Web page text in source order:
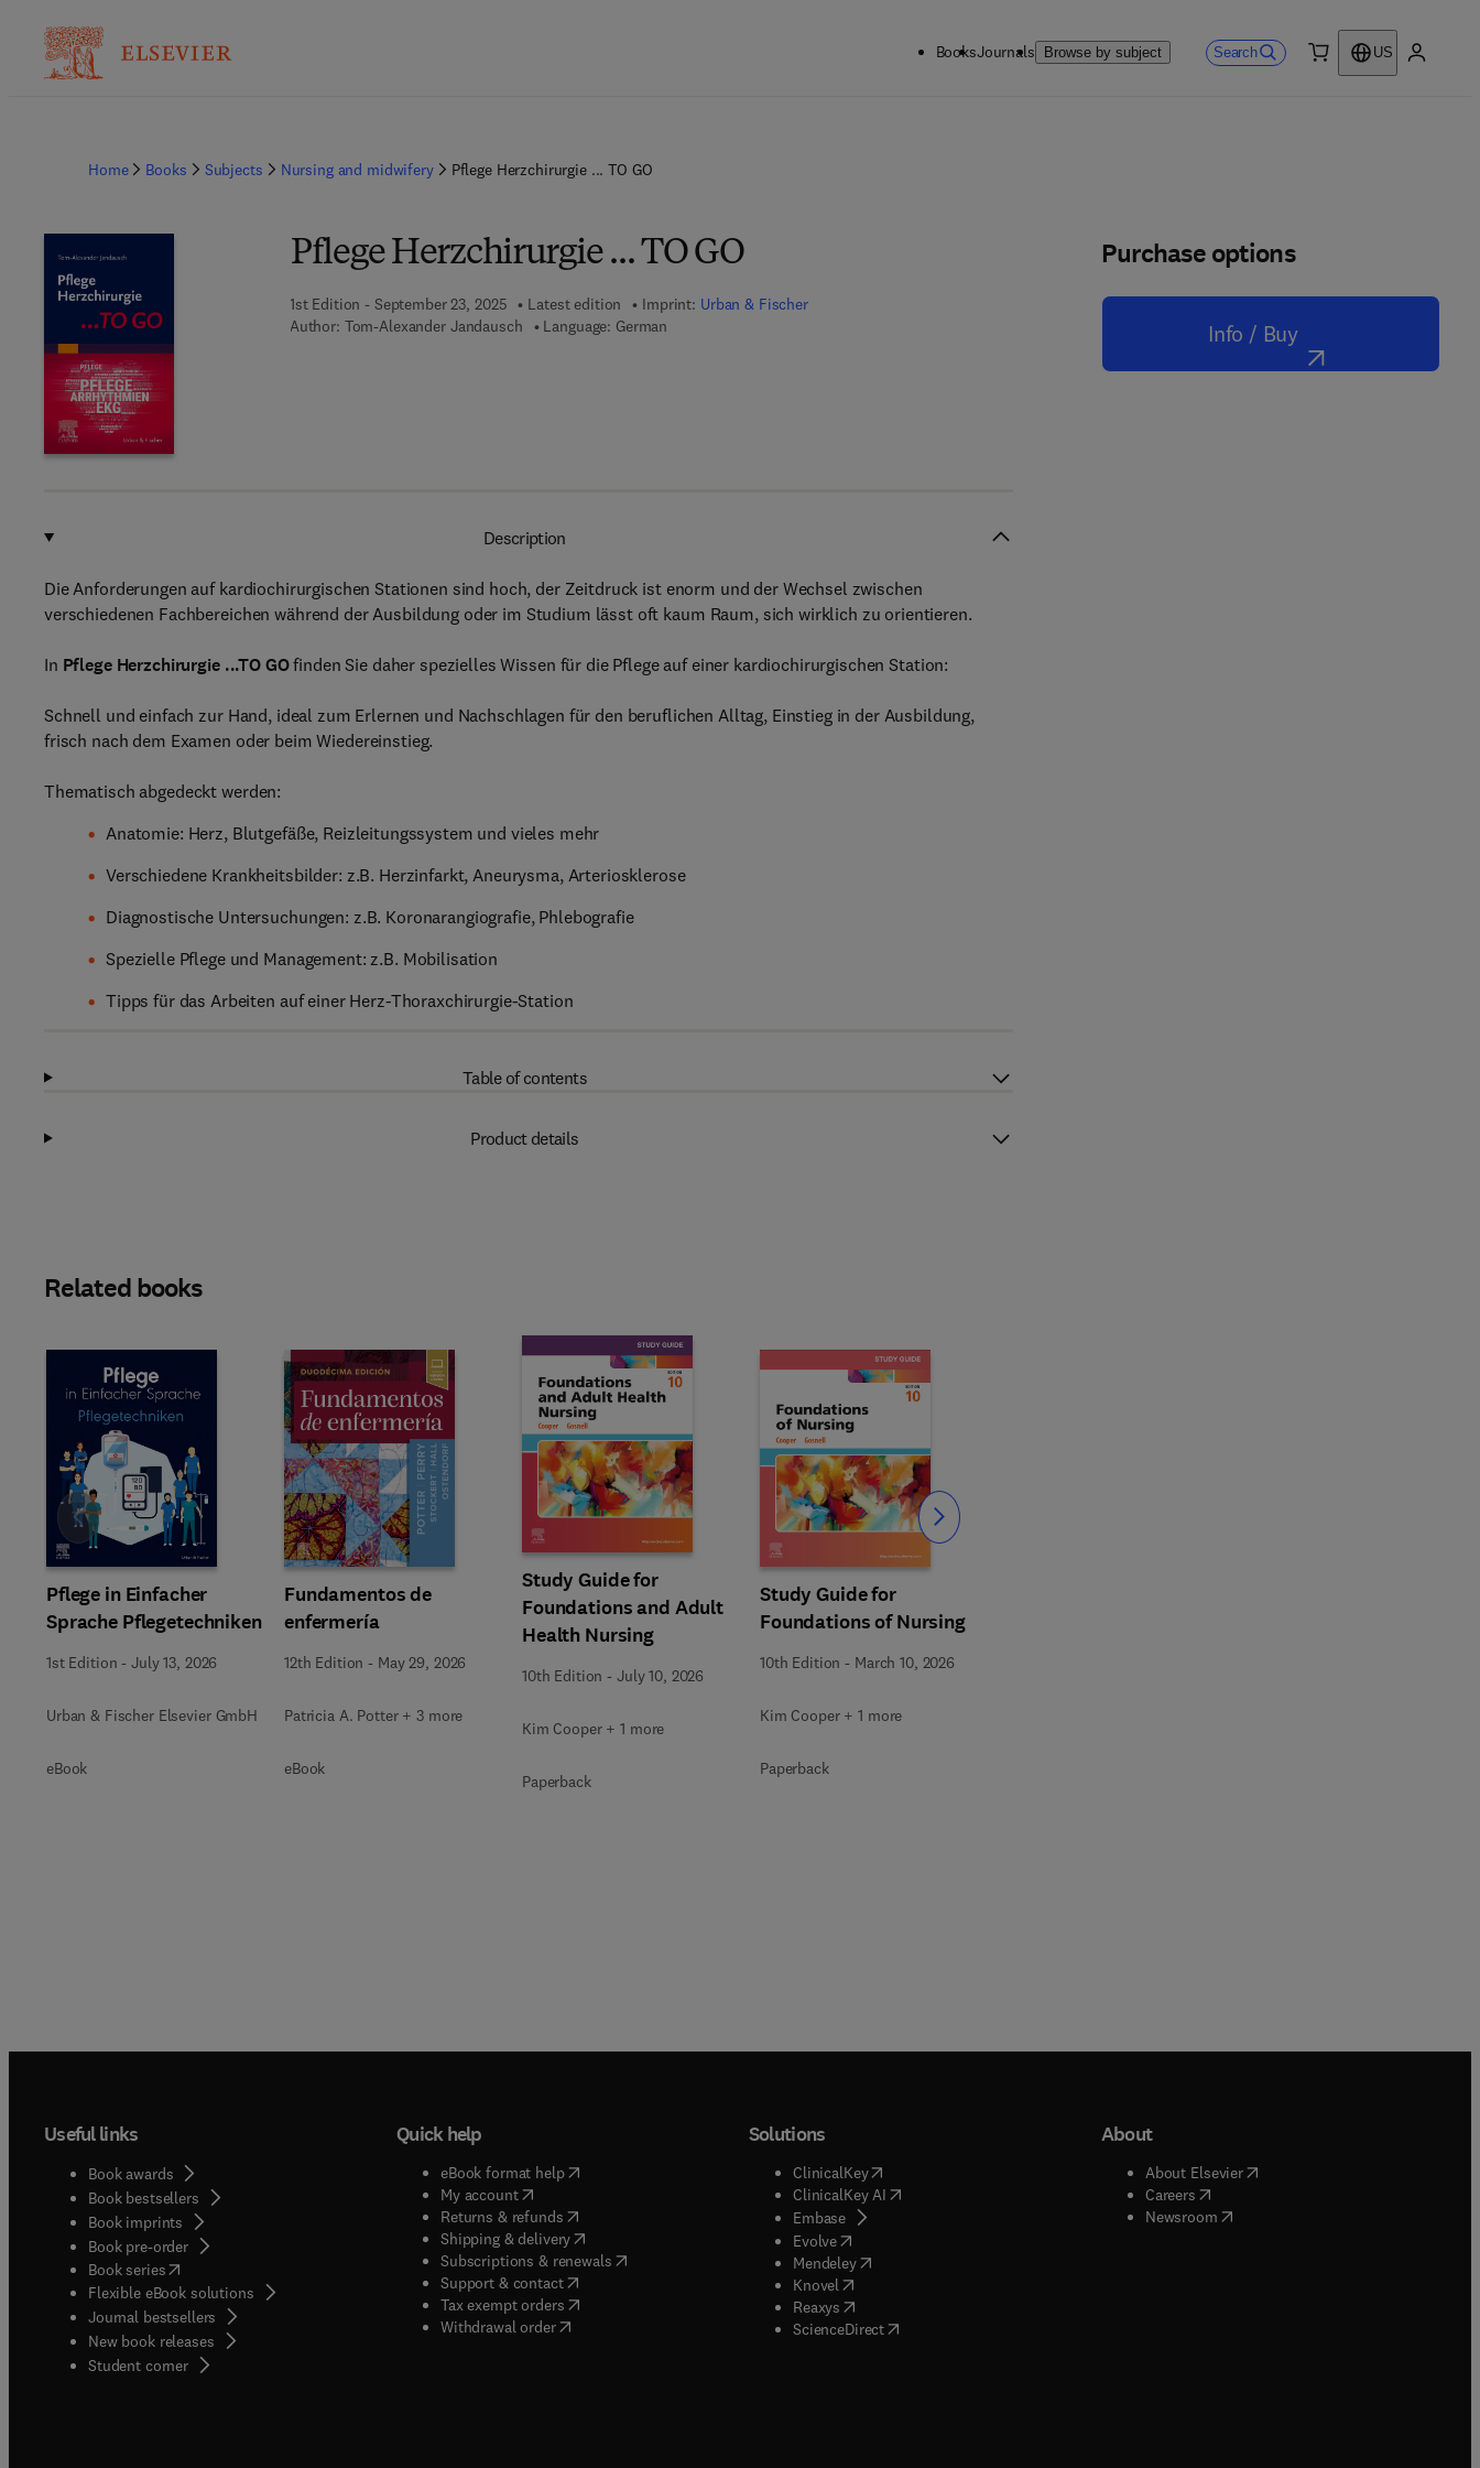
BooksJournals Browse by subject Search
US
Home Books Subjects Nursing and midwifery Pflege Herzchirurgie ... TO GO
Pflege Herzchirurgie ... TO GO
1st Edition - September 23, 2025 Latest edition Imprint: Urban & Fischer
Author: Tom-Alexander Jandausch Language: German
Purchase options
Info / Buy
Description
Die Anforderungen auf kardiochirurgischen Stationen sind hoch, der Zeitdruck ist enorm und der Wechsel zwischen
verschiedenen Fachbereichen während der Ausbildung oder im Studium lässt oft kaum Raum, sich wirklich zu orientieren.
In Pflege Herzchirurgie ...TO GOfinden Sie daher spezielles Wissen für die Pflege auf einer kardiochirurgischen Station:
Schnell und einfach zur Hand, ideal zum Erlernen und Nachschlagen für den beruflichen Alltag, Einstieg in der Ausbildung,
frisch nach dem Examen oder beim Wiedereinstieg.
Thematisch abgedeckt werden:
Anatomie: Herz, Blutgefäße, Reizleitungssystem und vieles mehr
Verschiedene Krankheitsbilder: z.B. Herzinfarkt, Aneurysma, Arteriosklerose
Diagnostische Untersuchungen: z.B. Koronarangiografie, Phlebografie
Spezielle Pflege und Management: z.B. Mobilisation
Tipps für das Arbeiten auf einer Herz-Thoraxchirurgie-Station
Table of contents
Product details
Related books
Pflege in Einfacher
Sprache Pflegetechniken
1st Edition -July 13, 2026
Urban & Fischer Elsevier GmbH
eBook
Fundamentos de
enfermería
12th Edition - May 29, 2026
Patricia A. Potter + 3 more
eBook
Study Guide for
Foundations and Adult
Health Nursing
10th Edition - July 10, 2026
Kim Cooper + 1 more
Paperback
Study Guide for
Foundations of Nursing
10th Edition - March 10, 2026
Kim Cooper + 1 more
Paperback
Slide Slide
Useful links
Book awards
Book bestsellers
Book imprints
Book pre-order
Book series(opens in new tab/window
Flexible eBook solutions
Journal bestsellers
New book releases
Student corner( opens in new tab/window
Quick help
eBook format help( opens in new tab/window
My account( opens in new tab/window
Returns & refunds( opens in new tab/window
Shipping & delivery(opens in new tab/window
Subscriptions & renewals( opens in new tab/window
)
Support & contact( opens in new tab/window
Tax exempt orders( opens in new tab/window
Withdrawal order
Solutions
ClinicalKey(opens in new tab/window
ClinicalKey AI( opens in new tab/window
Embase( opens in new tab/window
Evolve( opens in new tab/window
Mendeley( opens in new tab/window
Knovel opens in new tab/window
Reaxys opens in new tab/window
ScienceDirect( opens in new tab/window
About
About Elsevier( opens in new tab/window
Careers( opens in new tab/window
Newsroom( opens in new tab/window